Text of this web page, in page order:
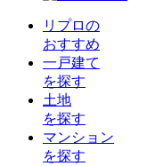
リプロの
おすすめ
一戸建て
を探す
土地
を探す
マンション
を探す